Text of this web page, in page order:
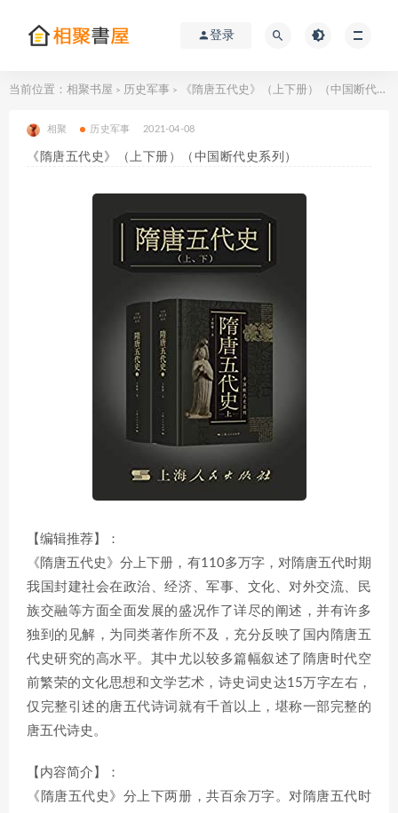
登录
当前位置： 相聚书屋 > 历史军事 > 《隋唐五代史》（上下册）（中国断代史系列）
相聚 历史军事 2021-04-08
《隋唐五代史》（上下册）（中国断代史系列）
【编辑推荐】：
《隋唐五代史》分上下册，有110多万字，对隋唐五代时期
我国封建社会在政治、经济、军事、文化、对外交流、民
族交融等方面全面发展的盛况作了详尽的阐述，并有许多
独到的见解，为同类著作所不及，充分反映了国内隋唐五
代史研究的高水平。其中尤以较多篇幅叙述了隋唐时代空
前繁荣的文化思想和文学艺术，诗史词史达15万字左右，
仅完整引述的唐五代诗词就有千首以上，堪称一部完整的
唐五代诗史。
【内容简介】：
《隋唐五代史》分上下两册，共百余万字。对隋唐五代时